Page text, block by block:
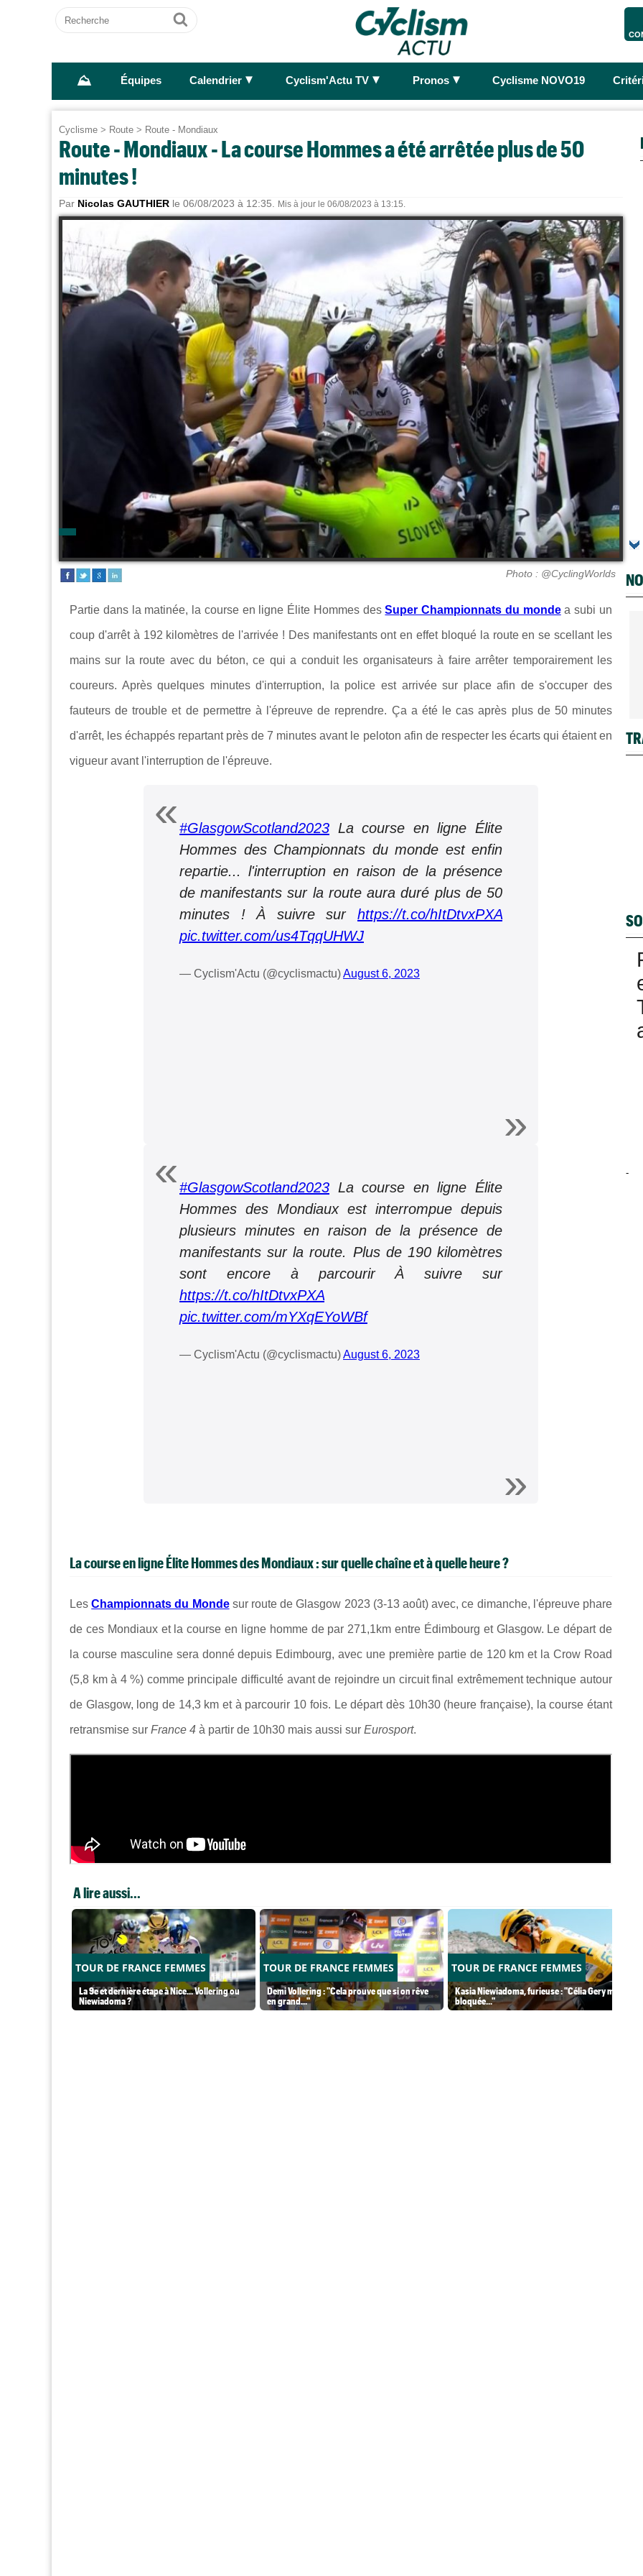
Recherche
Ok
⛰ Équipes Calendrier ► Cyclism'Actu TV ► Pronos ► Cyclisme NOVO19
Cyclisme > Route > Route - Mondiaux
Route - Mondiaux - La course Hommes a été arrêtée plus de 50
minutes !
Par Nicolas GAUTHIER le 06/08/2023 à 12:35. Mis à jour le 06/08/2023 à 13:15.
Photo : @CyclingWorlds
Partie dans la matinée, la course en ligne Élite Hommes desSuper Championnats du mondea subi un
coup d'arrêt à 192 kilomètres de l'arrivée ! Des manifestants ont en effet bloqué la route en se scellant les
mains sur la route avec du béton, ce qui a conduit les organisateurs à faire arrêter temporairement les
coureurs. Après quelques minutes d'interruption, la police est arrivée sur place afin de s'occuper des
fauteurs de trouble et de permettre à l'épreuve de reprendre. Ça a été le cas après plus de 50 minutes
d'arrêt, les échappés repartant près de 7 minutes avant le peloton afin de respecter les écarts qui étaient en
vigueur avant l'interruption de l'épreuve.
#GlasgowScotland2023 La course en ligne Élite
Hommes des Championnats du monde est enfin
repartie... l'interruption en raison de la présence
de manifestants sur la route aura duré plus de 50
minutes ! À suivre sur https://t.co/hItDtvxPXA
pic.twitter.com/us4TqqUHWJ
— Cyclism'Actu (@cyclismactu)August 6, 2023
#GlasgowScotland2023 La course en ligne Élite
Hommes des Mondiaux est interrompue depuis
plusieurs minutes en raison de la présence de
manifestants sur la route. Plus de 190 kilomètres
sont encore à parcourir À suivre sur
https://t.co/hItDtvxPXA
pic.twitter.com/mYXqEYoWBf
— Cyclism'Actu (@cyclismactu)August 6, 2023
La course en ligne Élite Hommes des Mondiaux : sur quelle chaîne et à quelle heure ?
LesChampionnats du Mondesur route de Glasgow 2023 (3-13 août) avec, ce dimanche, l'épreuve phare
de ces Mondiaux et la course en ligne homme de par 271,1km entre Édimbourg et Glasgow. Le départ de
la course masculine sera donné depuis Edimbourg, avec une première partie de 120 km et la Crow Road
(5,8 km à 4 %) comme principale difficulté avant de rejoindre un circuit final extrêmement technique autour
de Glasgow, long de 14,3 km et à parcourir 10 fois. Le départ dès 10h30 (heure française), la course étant
retransmise sur France 4 à partir de 10h30 mais aussi sur Eurosport.
A lire aussi...
TOUR DE FRANCE FEMMES
La 9e et dernière étape à Nice... Vollering ou
Niewiadoma ?
TOUR DE FRANCE FEMMES
Demi Vollering : "Cela prouve que si on rêve
en grand..."
TOUR DE FRANCE FEMMES
Kasia Niewiadoma, furieuse : "Célia Gery m'a
bloquée..."
-